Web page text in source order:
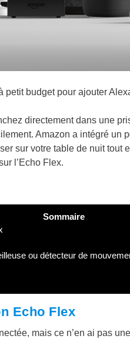
budget pour ajouter
directement dans une
Amazon a intégré un
sur votre table de nuit tout
l’Echo Flex.
Sommaire
ou détecteur de
Echo Flex
mais ce n’en ai pas